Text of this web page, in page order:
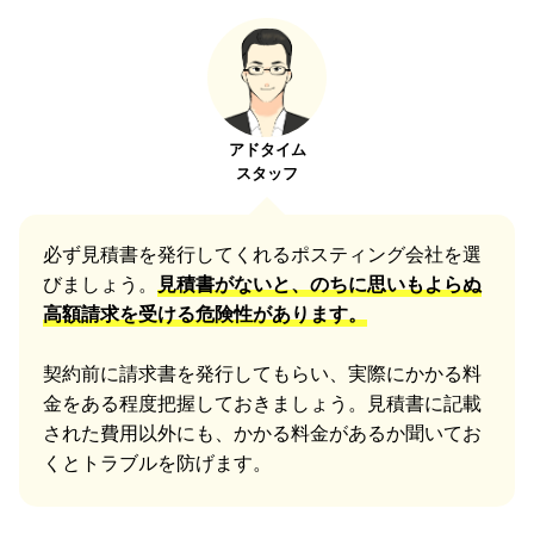
必ず見積書を発行してくれるポスティング会社を選
びましょう。 見積書がないと、のちに思いもよらぬ
高額請求を受ける危険性があります。
契約前に請求書を発行してもらい、実際にかかる料
金をある程度把握しておきましょう。見積書に記載
された費用以外にも、かかる料金があるか聞いてお
くとトラブルを防げます。
アドタイム
スタッフ